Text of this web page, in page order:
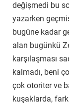
değişmedi bu
yazarken
bugüne kadar
alan bugünkü
karşılaşması
kalmadı, beni
çok otoriter ve
kuşaklarda,